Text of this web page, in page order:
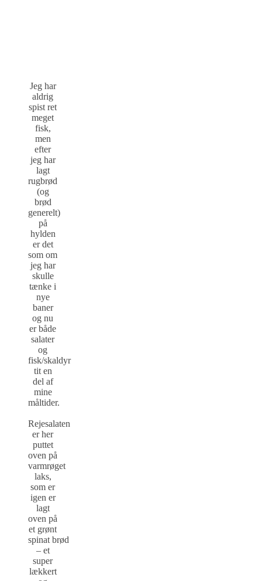
Jeg har
aldrig
spist ret
meget
fisk,
men
efter
jeg har
lagt
rugbrød
(og
brød
generelt)
på
hylden
er det
som om
jeg har
skulle
tænke i
nye
baner
og nu
er både
salater
og
fisk/skaldyr
tit en
del af
mine
måltider.
Rejesalaten
er her
puttet
oven på
varmrøget
laks,
som er
igen er
lagt
oven på
et grønt
spinat brød
– et
super
lækkert